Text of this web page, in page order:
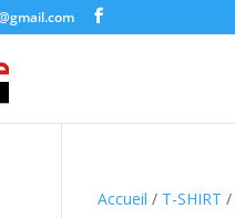
Accueil / T-SHIRT /